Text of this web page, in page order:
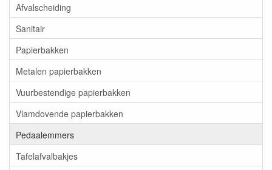
Afvalscheiding
Sanitair
Papierbakken
Metalen papierbakken
Vuurbestendige papierbakken
Vlamdovende papierbakken
Pedaalemmers
Tafelafvalbakjes